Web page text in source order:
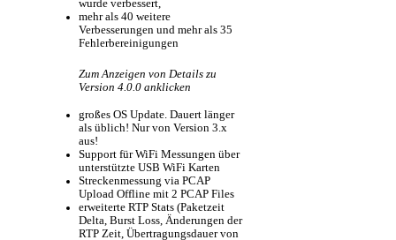
wurde verbessert,
mehr als 40 weitere
Verbesserungen und mehr als 35
Fehlerbereinigungen
Zum Anzeigen von Details zu
Version 4.0.0 anklicken
großes OS Update. Dauert länger
als üblich! Nur von Version 3.x
aus!
Support für WiFi Messungen über
unterstützte USB WiFi Karten
Streckenmessung via PCAP
Upload Offline mit 2 PCAP Files
erweiterte RTP Stats (Paketzeit
Delta, Burst Loss, Änderungen der
RTP Zeit, Übertragungsdauer von